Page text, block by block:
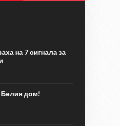
на 7 сигнала за
Белия дом!